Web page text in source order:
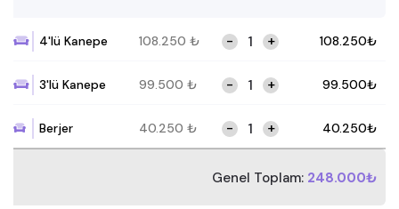
4'lü Kanepe 108.250 ₺ - + 108.250₺
3'lü Kanepe 99.500 ₺ - + 99.500₺
Berjer 40.250 ₺ - + 40.250₺
Genel Toplam: 248.000₺